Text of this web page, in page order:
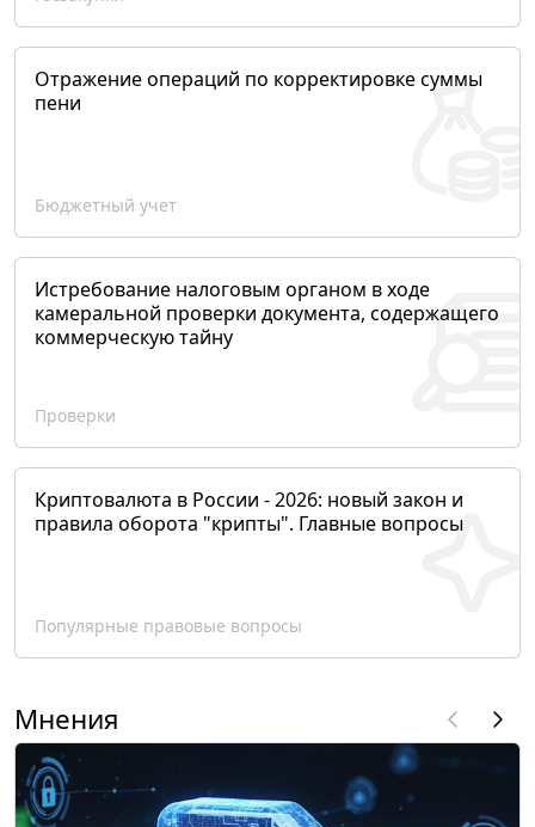
Отражение операций по корректировке суммы
пени
Бюджетный учет
Истребование налоговым органом в ходе
камеральной проверки документа, содержащего
коммерческую тайну
Проверки
Криптовалюта в России - 2026: новый закон и
правила оборота "крипты". Главные вопросы
Популярные правовые вопросы
Мнения